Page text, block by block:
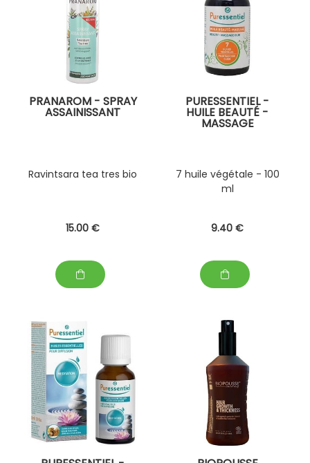
PRANAROM - SPRAY
ASSAINISSANT
Ravintsara tea tres bio
15.00 €
PURESSENTIEL -
HUILE BEAUTÉ -
MASSAGE
7 huile végétale - 100
ml
9.40 €